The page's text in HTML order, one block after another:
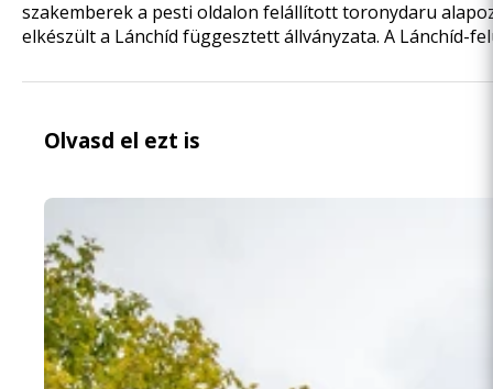
szakemberek a pesti oldalon felállított toronydaru
elkészülta Lánchíd függesztett állványzata. A Lánchíd-
Olvasd el ezt is